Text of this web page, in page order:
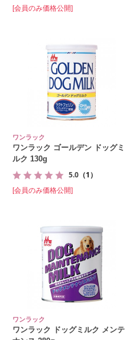
[会員のみ価格公開]
ワンラック
ワンラック ゴールデン ドッグミ
ルク 130g
5.0 （1）
[会員のみ価格公開]
ワンラック
ワンラック ドッグミルク メンテ